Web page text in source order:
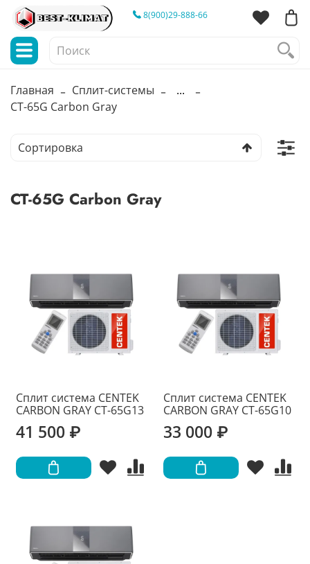
8(900)29-888-66
Главная Сплит-системы
...
CT-65G Carbon Gray
CT-65G Carbon Gray
Сплит система CENTEK
CARBON GRAY CT-65G13
41 500 ₽
Сплит система CENTEK
CARBON GRAY CT-65G10
33 000 ₽